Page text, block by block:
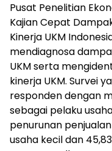
Pusat Penelitian
Kajian Cepat
Kinerja UKM
mendiagnosa
UKM serta
kinerja UKM. Survei
responden dengan
sebagai pelaku
penurunan
usaha kecil dan